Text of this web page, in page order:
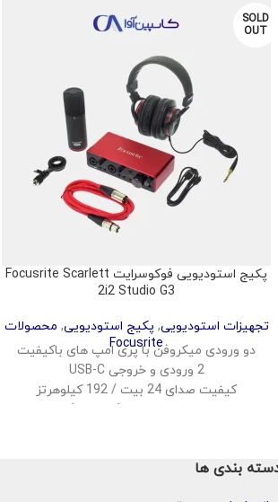
SOLD
OUT
پکیج استودیویی فوکوسرایت Focusrite Scarlett
2i2 Studio G3
تجهیزات استودیویی, پکیج استودیویی, محصولات
Focusrite
دو ورودی میکروفن با پری امپ های باکیفیت
2 ورودی و خروجی USB-C
کیفیت صدای 24 بیت / 192 کیلوهرتز
قابلیت مانیتورینگ بی‌درنگ
بندی ها